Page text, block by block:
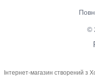
©
Інтернет-магазин створений з